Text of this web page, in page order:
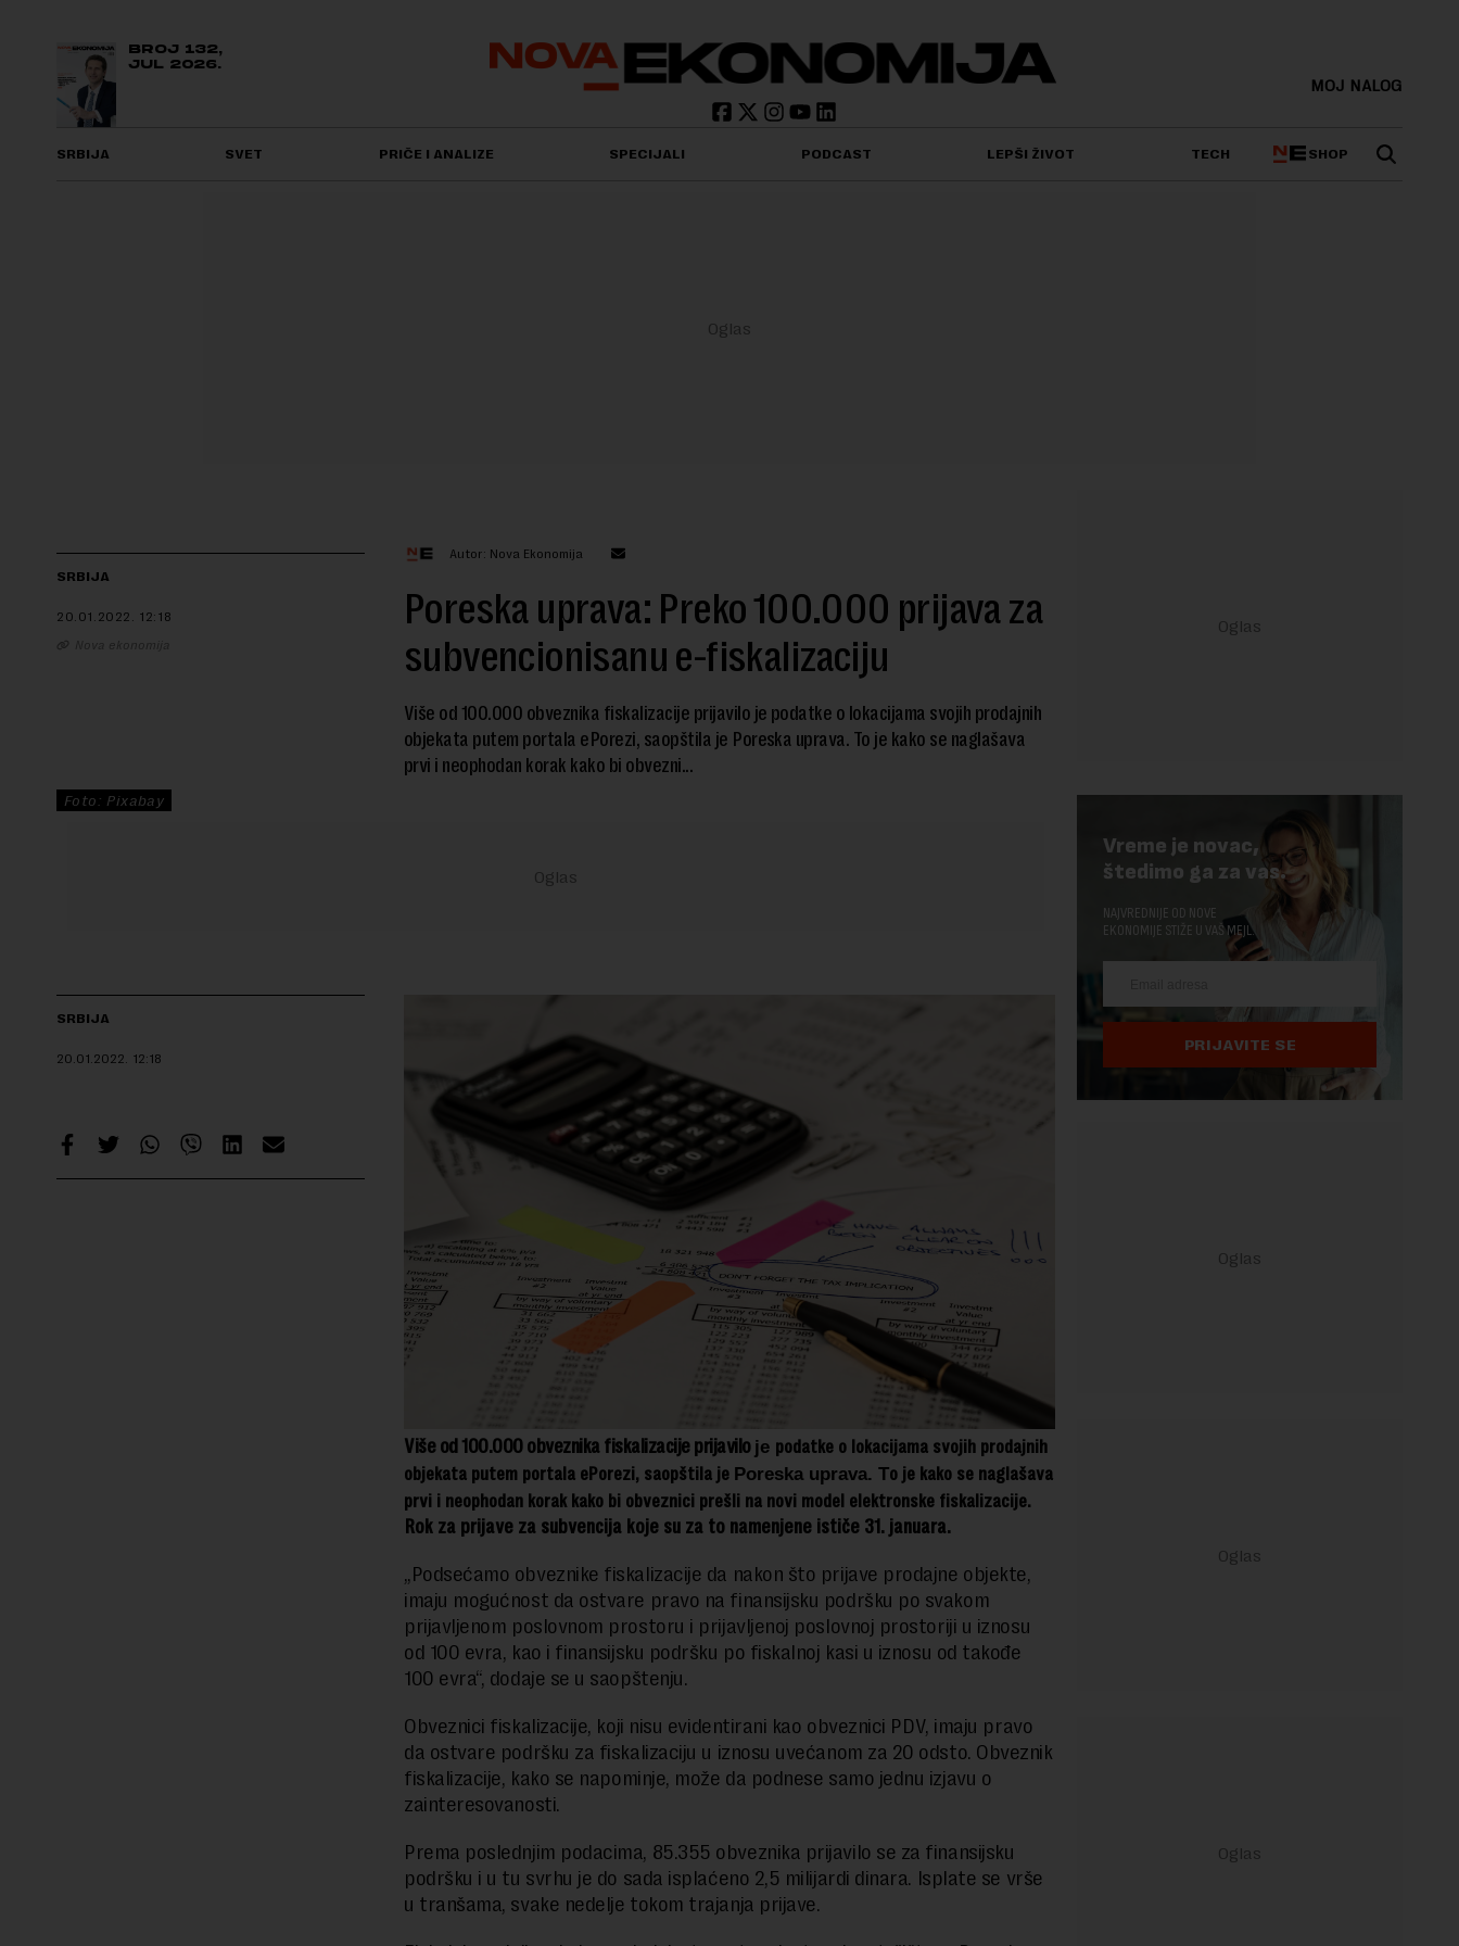
BROJ 132,
JUL 2026.
MOJ NALOG
SRBIJA SVET PRIČE I ANALIZE SPECIJALI PODCAST LEPŠI ŽIVOT TECH SHOP
SRBIJA
20.01.2022. 12:18
Nova ekonomija
Autor: Nova Ekonomija
Poreska uprava: Preko 100.000 prijava za
subvencionisanu e-fiskalizaciju
Više od 100.000 obveznika fiskalizacije prijavilo je podatke o lokacijama svojih prodajnih
objekata putem portala ePorezi, saopštila je Poreska uprava. To je kako se naglašava
prvi i neophodan korak kako bi obvezni...
Foto: Pixabay
SRBIJA
20.01.2022. 12:18
Više od 100.000 obveznika fiskalizacije prijavilo je podatke o lokacijama svojih prodajnih
objekata putem portala ePorezi, saopštila je Poreska uprava. To je kako se naglašava
prvi i neophodan korak kako bi obveznici prešli na novi model elektronske fiskalizacije.
Rok za prijave za subvencija koje su za to namenjene ističe 31. januara.
„Podsećamo obveznike fiskalizacije da nakon što prijave prodajne objekte,
imaju mogućnost da ostvare pravo na finansijsku podršku po svakom
prijavljenom poslovnom prostoru i prijavljenoj poslovnoj prostoriji u iznosu
od 100 evra, kao i finansijsku podršku po fiskalnoj kasi u iznosu od takođe
100 evra“, dodaje se u saopštenju.
Obveznici fiskalizacije, koji nisu evidentirani kao obveznici PDV, imaju pravo
da ostvare podršku za fiskalizaciju u iznosu uvećanom za 20 odsto. Obveznik
fiskalizacije, kako se napominje, može da podnese samo jednu izjavu o
zainteresovanosti.
Prema poslednjim podacima, 85.355 obveznika prijavilo se za finansijsku
podršku i u tu svrhu je do sada isplaćeno 2,5 milijardi dinara. Isplate se vrše
u tranšama, svake nedelje tokom trajanja prijave.
Vreme je novac,
štedimo ga za vas.
NAJVREDNIJE OD NOVE
EKONOMIJE STIŽE U VAŠ MEJL.
PRIJAVITE SE